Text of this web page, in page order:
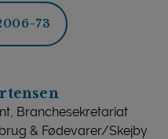
73
Branchesekretariat
& Fødevarer/Skejby